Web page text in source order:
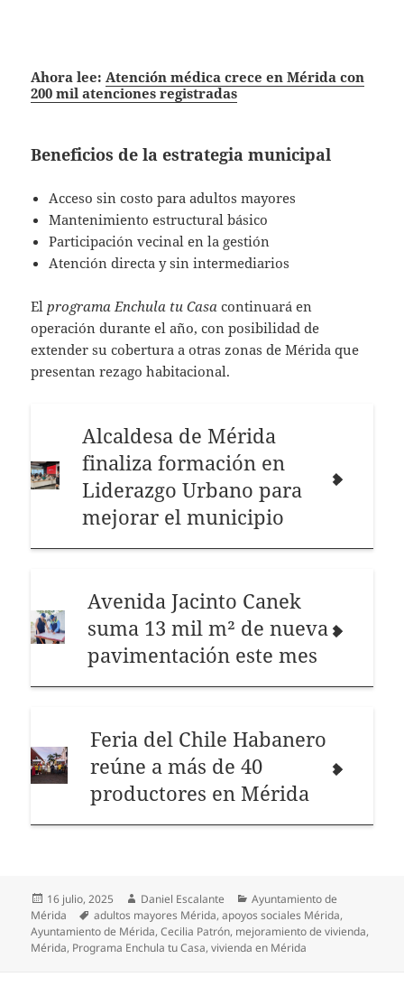
Ahora lee: Atención médica crece en Mérida con
200 mil atenciones registradas
Beneficios de la estrategia municipal
Acceso sin costo para adultos mayores
Mantenimiento estructural básico
Participación vecinal en la gestión
Atención directa y sin intermediarios
El programa Enchula tu Casa continuará en
operación durante el año, con posibilidad de
extender su cobertura a otras zonas de Mérida que
presentan rezago habitacional.
Alcaldesa de Mérida
finaliza formación en
Liderazgo Urbano para
mejorar el municipio
Avenida Jacinto Canek
suma 13 mil m² de nueva
pavimentación este mes
Feria del Chile Habanero
reúne a más de 40
productores en Mérida
Publicado
el
16 julio, 2025 Autor
Daniel Escalante Categorías
Ayuntamiento de
Mérida
Etiquetas
adultos mayores Mérida,apoyos sociales Mérida,
Ayuntamiento de Mérida,Cecilia Patrón, mejoramiento de vivienda,
Mérida, Programa Enchula tu Casa,vivienda en Mérida